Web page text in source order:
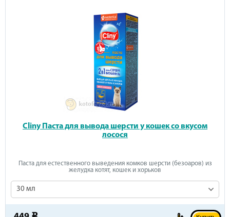
Cliny Паста для вывода шерсти у кошек со вкусом
лосося
Паста для естественного выведения комков шерсти (безоаров) из
желудка котят, кошек и хорьков
30 мл